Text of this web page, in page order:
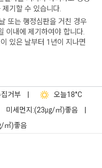
기할 수 있습니다.
또는 행정심판을 거친 경우
이내에 제기하여야 합니다.
있은 날부터 1년이 지나면
거부 오늘18°C
미세먼지:(23㎍/㎥)좋음
/㎥)좋음